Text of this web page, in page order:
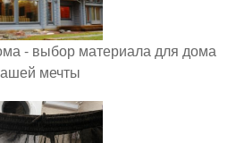
- выбор материала для дома
мечты